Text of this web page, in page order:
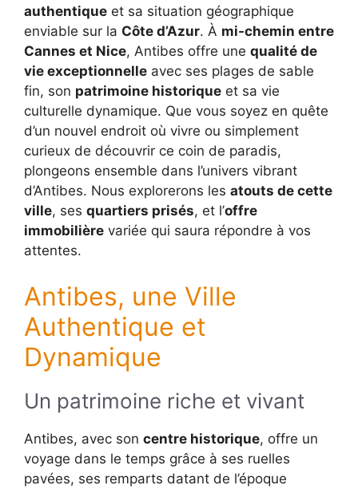
authentique et sa situation géographique
enviable sur la Côte d’Azur. À mi-chemin entre
Cannes et Nice, Antibes offre une qualité de
vie exceptionnelle avec ses plages de sable
fin, son patrimoine historique et sa vie
culturelle dynamique. Que vous soyez en quête
d’un nouvel endroit où vivre ou simplement
curieux de découvrir ce coin de paradis,
plongeons ensemble dans l’univers vibrant
d’Antibes. Nous explorerons les atouts de cette
ville, ses quartiers prisés, et l’offre
immobilière variée qui saura répondre à vos
attentes.
Antibes, une Ville
Authentique et
Dynamique
Un patrimoine riche et vivant
Antibes, avec son centre historique, offre un
voyage dans le temps grâce à ses ruelles
pavées, ses remparts datant de l’époque